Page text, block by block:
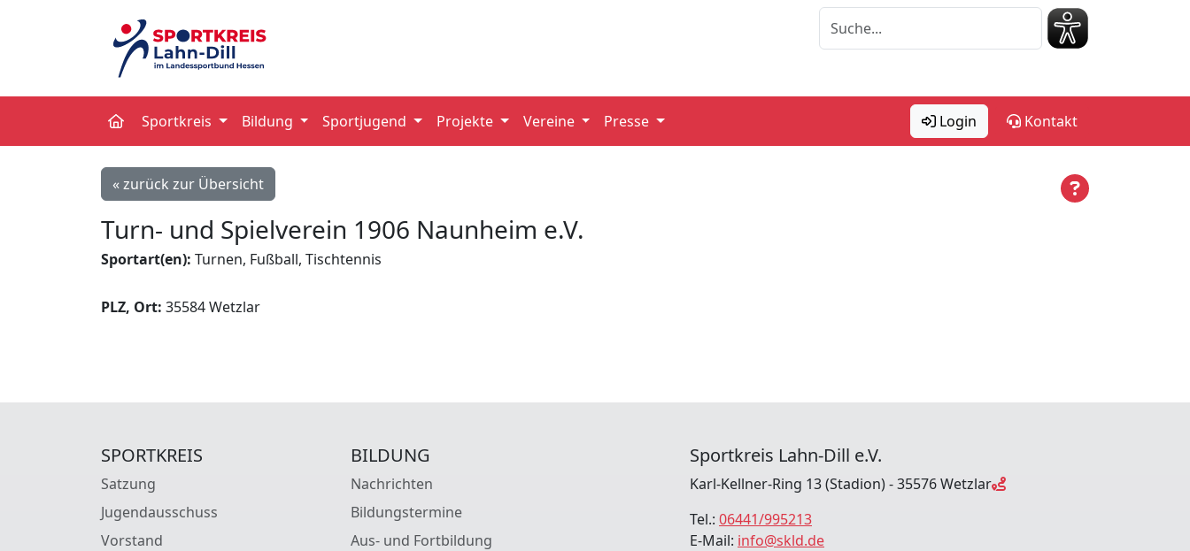
Sportkreis Bildung Sportjugend Projekte Vereine Presse Login Kontakt
« zurück zur Übersicht
Turn- und Spielverein 1906 Naunheim e.V.
Sportart(en): Turnen, Fußball, Tischtennis
PLZ, Ort: 35584 Wetzlar
SPORTKREIS
Satzung
Jugendausschuss
Vorstand
BILDUNG
Nachrichten
Bildungstermine
Aus- und Fortbildung
Sportkreis Lahn-Dill e.V.
Karl-Kellner-Ring 13 (Stadion) - 35576 Wetzlar
Tel.: 06441/995213
E-Mail: info@skld.de